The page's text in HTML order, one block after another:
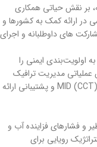
بر نقش حیاتی همکاری
در ارائه کمک به کشورها و
های داوطلبانه و اجرای
اولویت‌بندی ایمنی را
مدیریت ترافیک
هوایی (ATM) از طریق تیم‌های هماهنگی اضطراری MID (CCT) و پشتیبانی ارائه
و فشارهای فزاینده آب و
رویایی برای